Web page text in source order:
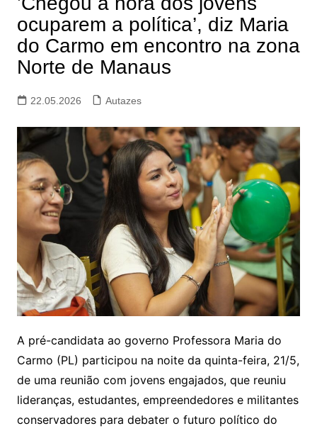
ocuparem a política’, diz Maria
do Carmo em encontro na zona
Norte de Manaus
22.05.2026 Autazes
A pré-candidata ao governo Professora Maria do
Carmo (PL) participou na noite da quinta-feira, 21/5,
de uma reunião com jovens engajados, que reuniu
lideranças, estudantes, empreendedores e militantes
conservadores para debater o futuro político do